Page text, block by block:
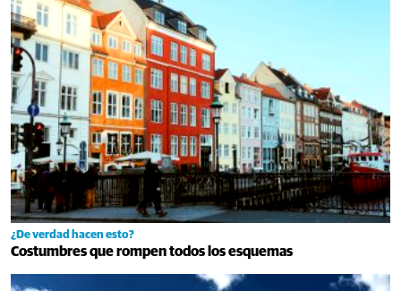
¿De verdad hacen esto?
Costumbres que rompen todos los esquemas